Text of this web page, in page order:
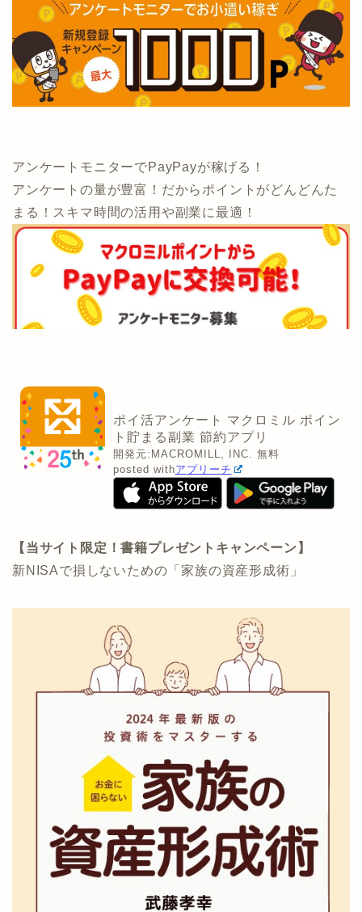
アンケートモニターでPayPayが稼げる！
アンケートの量が豊富！だからポイントがどんどんた
まる！スキマ時間の活用や副業に最適！
ポイ活アンケート マクロミル ポイン
ト貯まる副業 節約アプリ
開発元: MACROMILL, INC. 無料
posted withアプリーチ
【当サイト限定！書籍プレゼントキャンペーン】
新NISAで損しないための「家族の資産形成術」